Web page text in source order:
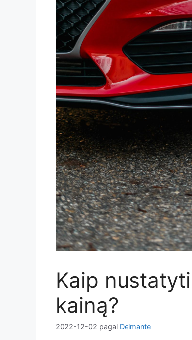
Kaip
kainą?
2022-12-02 pagal Deimante